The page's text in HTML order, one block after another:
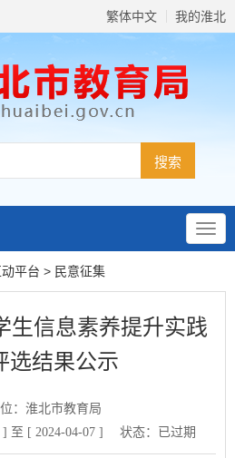
繁体中文 我的淮北
平台 > 民意征集
生信息素养提升实践
选结果公示
：淮北市教育局
至 [ 2024-04-07 ]
状态： 已过期